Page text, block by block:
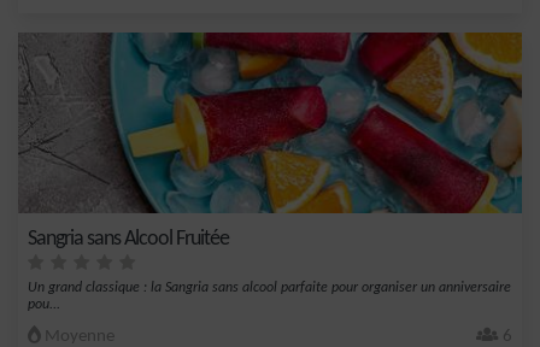
Sangria sans Alcool Fruitée
Un grand classique : la Sangria sans alcool parfaite pour organiser un anniversaire
pou...
Moyenne 6